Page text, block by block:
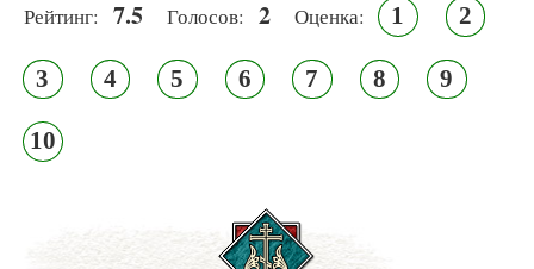
Рейтинг: 7.5 Голосов: 2 Оценка: 1 2
3 4 5 6 7 8 9
10